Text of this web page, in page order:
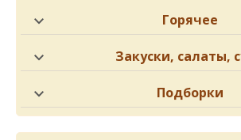
Горячее
Закуски, салаты,
Подборки